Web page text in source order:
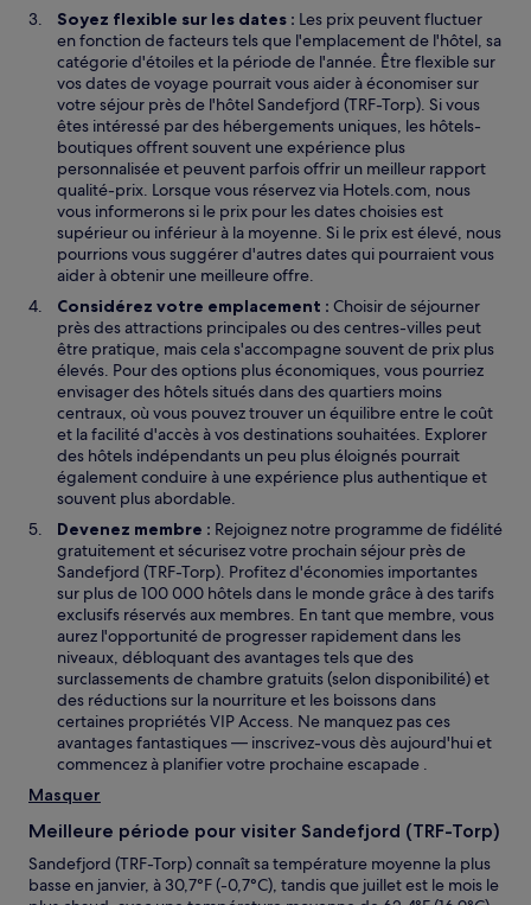
Soyez flexible sur les dates : Les prix peuvent fluctuer
en fonction de facteurs tels que l'emplacement de l'hôtel, sa
catégorie d'étoiles et la période de l'année. Être flexible sur
vos dates de voyage pourrait vous aider à économiser sur
votre séjour près de l'hôtel Sandefjord (TRF-Torp). Si vous
êtes intéressé par des hébergements uniques, les hôtels-
boutiques offrent souvent une expérience plus
personnalisée et peuvent parfois offrir un meilleur rapport
qualité-prix. Lorsque vous réservez via Hotels.com, nous
vous informerons si le prix pour les dates choisies est
supérieur ou inférieur à la moyenne. Si le prix est élevé, nous
pourrions vous suggérer d'autres dates qui pourraient vous
aider à obtenir une meilleure offre.
Considérez votre emplacement : Choisir de séjourner
près des attractions principales ou des centres-villes peut
être pratique, mais cela s'accompagne souvent de prix plus
élevés. Pour des options plus économiques, vous pourriez
envisager des hôtels situés dans des quartiers moins
centraux, où vous pouvez trouver un équilibre entre le coût
et la facilité d'accès à vos destinations souhaitées. Explorer
des hôtels indépendants un peu plus éloignés pourrait
également conduire à une expérience plus authentique et
souvent plus abordable.
Devenez membre : Rejoignez notre programme de fidélité
gratuitement et sécurisez votre prochain séjour près de
Sandefjord (TRF-Torp). Profitez d'économies importantes
sur plus de 100 000 hôtels dans le monde grâce à des tarifs
exclusifs réservés aux membres. En tant que membre, vous
aurez l'opportunité de progresser rapidement dans les
niveaux, débloquant des avantages tels que des
surclassements de chambre gratuits (selon disponibilité) et
des réductions sur la nourriture et les boissons dans
certaines propriétés VIP Access. Ne manquez pas ces
avantages fantastiques — inscrivez-vous dès aujourd'hui et
commencez à planifier votre prochaine escapade .
Masquer
Meilleure période pour visiter Sandefjord (TRF-Torp)
Sandefjord (TRF-Torp) connaît sa température moyenne la plus
basse en janvier, à 30,7°F (-0,7°C), tandis que juillet est le mois le